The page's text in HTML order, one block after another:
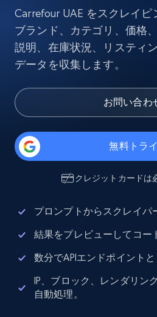
Carrefour UAE をスクレイピ
ブランド、カテゴリ、価格
説明、在庫状況、リスティ
データを収集します。
お問い合わ
無料トラ
クレジットカードは
プロンプトからスクレイパ
結果をプレビューしてコー
数分でAPIエンドポイントと
IP、ブロック、レンダリン
自動処理。